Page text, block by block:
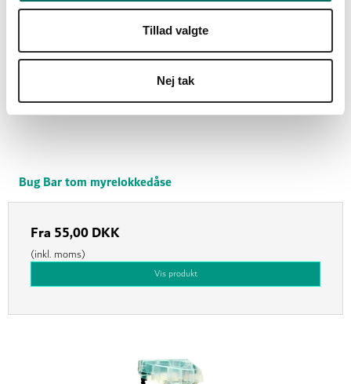
Tillad valgte
Nej tak
Bug Bar tom myrelokkedåse
Fra 55,00 DKK
(inkl. moms)
Vis produkt